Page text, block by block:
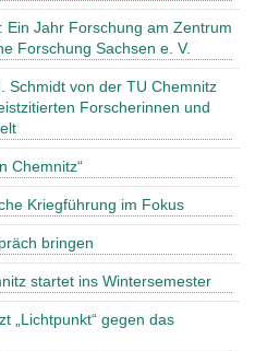
Ein Jahr Forschung am Zentrum
Forschung Sachsen e. V.
Schmidt von der TU Chemnitz
Forscherinnen und
Chemnitz“
Kriegführung im Fokus
bringen
startet ins Wintersemester
„Lichtpunkt“ gegen das